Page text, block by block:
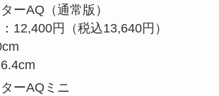
ーAQ（通常版）
12,400円（税込13,640円）
ーAQミニ